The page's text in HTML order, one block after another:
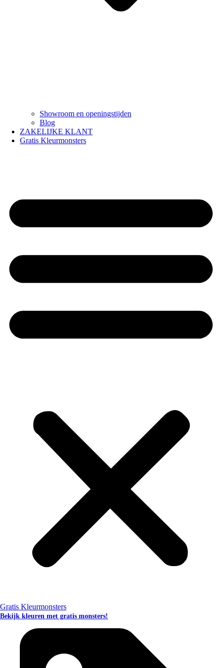
Showroom en openingstijden
Blog
ZAKELIJKE KLANT
Gratis Kleurmonsters
Gratis Kleurmonsters
Bekijk kleuren met gratis monsters!